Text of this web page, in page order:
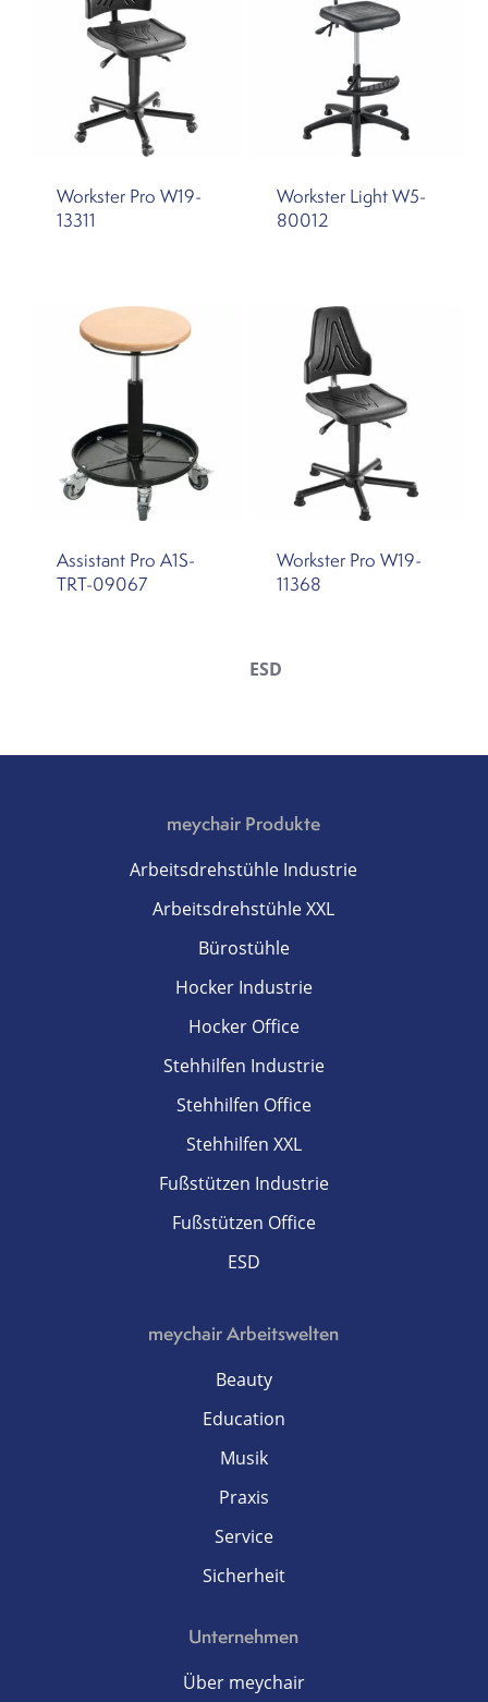
Workster Pro W19-
13311
Workster Light W5-
80012
Assistant Pro A1S-
TRT-09067
Workster Pro W19-
11368
ESD
meychair Produkte
Arbeitsdrehstühle Industrie
Arbeitsdrehstühle XXL
Bürostühle
Hocker Industrie
Hocker Office
Stehhilfen Industrie
Stehhilfen Office
Stehhilfen XXL
Fußstützen Industrie
Fußstützen Office
ESD
meychair Arbeitswelten
Beauty
Education
Musik
Praxis
Service
Sicherheit
Unternehmen
Über meychair